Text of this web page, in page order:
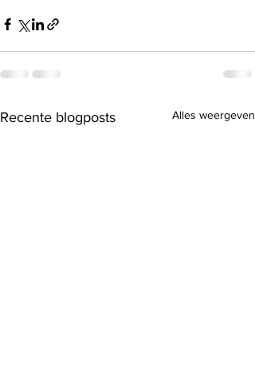
Recente blogposts Alles weergeven